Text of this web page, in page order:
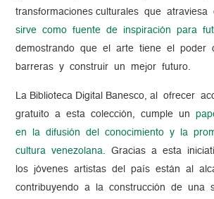
transformaciones culturales que
sirve como fuente de inspiración para
demostrando que el arte tiene el poder
barreras y construir un mejor futuro.
La Biblioteca Digital Banesco, al ofrecer
gratuito a esta colección, cumple un
en la difusión del conocimiento y la
cultura venezolana. Gracias a esta
los jóvenes artistas del país están al
contribuyendo a la construcción de una